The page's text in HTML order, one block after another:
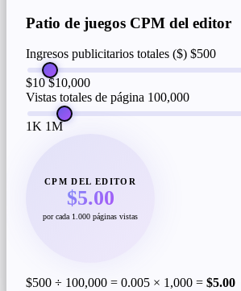
Patio de juegos CPM del editor
Ingresos publicitarios totales ($) $500
$10 $10,000
Vistas totales de página 100,000
1K 1M
CPM DEL EDITOR
$5.00
por cada 1.000 páginas vistas
$500 ÷ 100,000 = 0.005 × 1,000 = $5.00